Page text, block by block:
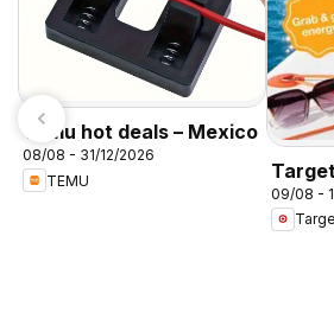
Temu hot deals – Mexico
08/08 - 31/12/2026
TEMU
09/08 -